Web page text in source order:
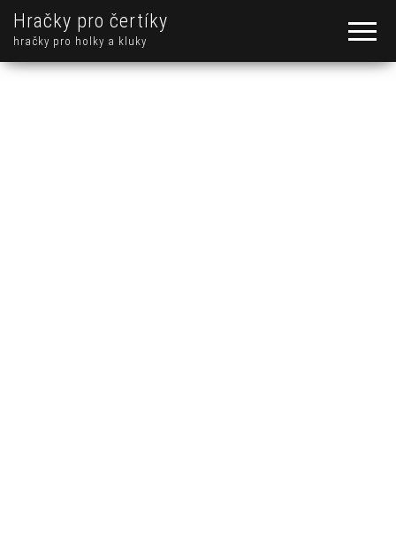
Hračky pro čertíky
hračky pro holky a kluky